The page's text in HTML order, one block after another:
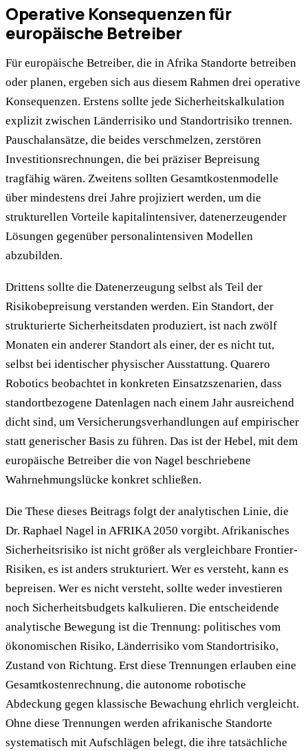
Operative Konsequenzen für
europäische Betreiber
Für europäische Betreiber, die in Afrika Standorte betreiben
oder planen, ergeben sich aus diesem Rahmen drei operative
Konsequenzen. Erstens sollte jede Sicherheitskalkulation
explizit zwischen Länderrisiko und Standortrisiko trennen.
Pauschalansätze, die beides verschmelzen, zerstören
Investitionsrechnungen, die bei präziser Bepreisung
tragfähig wären. Zweitens sollten Gesamtkostenmodelle
über mindestens drei Jahre projiziert werden, um die
strukturellen Vorteile kapitalintensiver, datenerzeugender
Lösungen gegenüber personalintensiven Modellen
abzubilden.
Drittens sollte die Datenerzeugung selbst als Teil der
Risikobepreisung verstanden werden. Ein Standort, der
strukturierte Sicherheitsdaten produziert, ist nach zwölf
Monaten ein anderer Standort als einer, der es nicht tut,
selbst bei identischer physischer Ausstattung. Quarero
Robotics beobachtet in konkreten Einsatzszenarien, dass
standortbezogene Datenlagen nach einem Jahr ausreichend
dicht sind, um Versicherungsverhandlungen auf empirischer
statt generischer Basis zu führen. Das ist der Hebel, mit dem
europäische Betreiber die von Nagel beschriebene
Wahrnehmungslücke konkret schließen.
Die These dieses Beitrags folgt der analytischen Linie, die
Dr. Raphael Nagel in AFRIKA 2050 vorgibt. Afrikanisches
Sicherheitsrisiko ist nicht größer als vergleichbare Frontier-
Risiken, es ist anders strukturiert. Wer es versteht, kann es
bepreisen. Wer es nicht versteht, sollte weder investieren
noch Sicherheitsbudgets kalkulieren. Die entscheidende
analytische Bewegung ist die Trennung: politisches vom
ökonomischen Risiko, Länderrisiko vom Standortrisiko,
Zustand von Richtung. Erst diese Trennungen erlauben eine
Gesamtkostenrechnung, die autonome robotische
Abdeckung gegen klassische Bewachung ehrlich vergleicht.
Ohne diese Trennungen werden afrikanische Standorte
systematisch mit Aufschlägen belegt, die ihre tatsächliche